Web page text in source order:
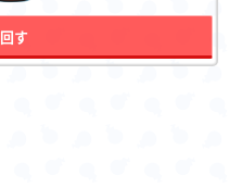
す